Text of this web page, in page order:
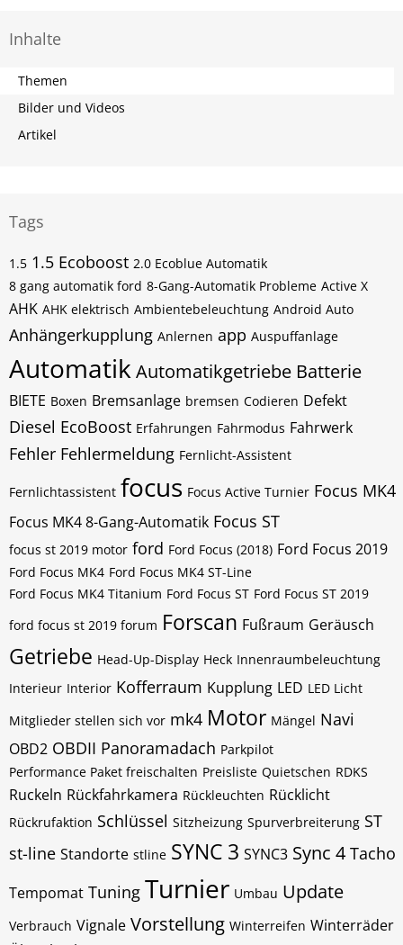
Inhalte
Themen
Bilder und Videos
Artikel
Tags
1.5 1.5 Ecoboost 2.0 Ecoblue Automatik
8 gang automatik ford 8-Gang-Automatik Probleme Active X
AHK AHK elektrisch Ambientebeleuchtung Android Auto
Anhängerkupplung Anlernen app Auspuffanlage
AutomatikAutomatikgetriebe Batterie
BIETE Boxen Bremsanlage bremsen Codieren Defekt
Diesel EcoBoost Erfahrungen Fahrmodus Fahrwerk
Fehler Fehlermeldung Fernlicht-Assistent
Fernlichtassistent focus Focus Active Turnier Focus MK4
Focus MK4 8-Gang-Automatik Focus ST
focus st 2019 motor ford Ford Focus (2018) Ford Focus 2019
Ford Focus MK4 Ford Focus MK4 ST-Line
Ford Focus MK4 Titanium Ford Focus ST Ford Focus ST 2019
ford focus st 2019 forum Forscan Fußraum Geräusch
Getriebe Head-Up-Display Heck Innenraumbeleuchtung
Interieur Interior Kofferraum Kupplung LED LED Licht
Mitglieder stellen sich vor mk4 Motor Mängel Navi
OBD2 OBDII Panoramadach Parkpilot
Performance Paket freischalten Preisliste Quietschen RDKS
Ruckeln Rückfahrkamera Rückleuchten Rücklicht
Rückrufaktion Schlüssel Sitzheizung Spurverbreiterung ST
st-line Standorte stline SYNC 3 SYNC3 Sync 4 Tacho
Tempomat Tuning Turnier Umbau Update
Verbrauch Vignale Vorstellung Winterreifen Winterräder